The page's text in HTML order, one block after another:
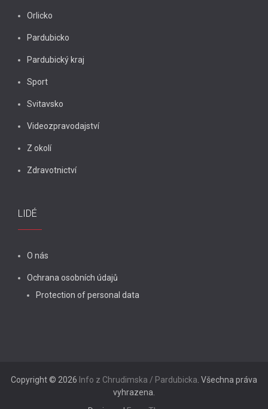
Orlicko
Pardubicko
Pardubický kraj
Sport
Svitavsko
Videozpravodajství
Z okolí
Zdravotnictví
LIDÉ
O nás
Ochrana osobních údajů
Protection of personal data
Copyright © 2026 Info z Chrudimska / Pardubicka . Všechna práva
vyhrazena.